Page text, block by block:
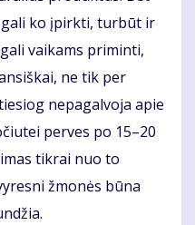
ko įpirkti, turbūt ir
vaikams priminti,
ne tik per
nepagalvoja apie
perves po 15–20
tikrai nuo to
žmonės būna